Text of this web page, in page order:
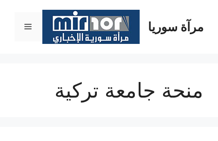
المحتوىمرآة سوريا القائمة
منحة جامعة تركية